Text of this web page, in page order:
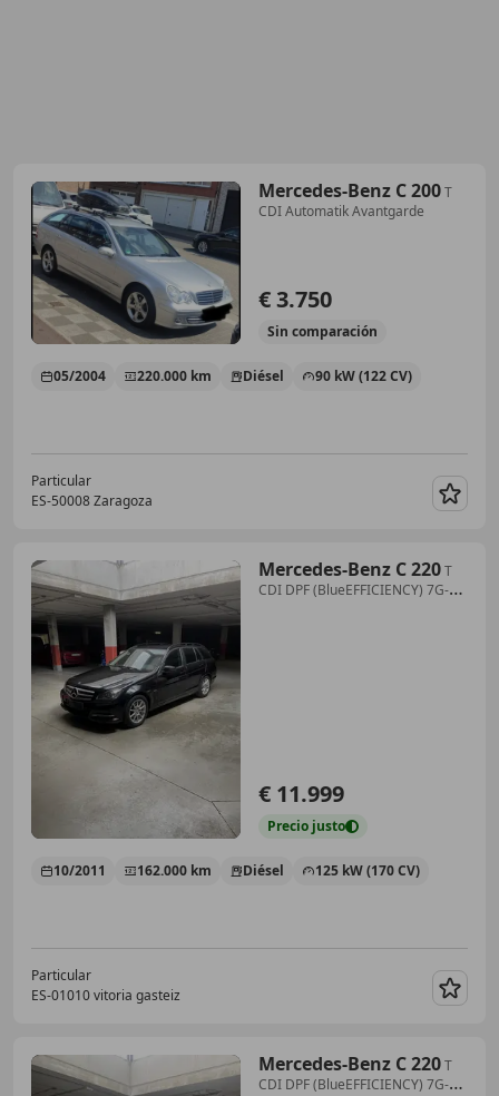
Mercedes-Benz C 200T
CDI Automatik Avantgarde
€ 3.750
Sin comparación
05/2004 220.000 km Diésel 90 kW (122 CV)
Particular
ES-50008 Zaragoza
Mercedes-Benz C 220T
CDI DPF (BlueEFFICIENCY) 7G-
€ 11.999
Precio justo
10/2011 162.000 km Diésel 125 kW (170 CV)
Particular
ES-01010 vitoria gasteiz
Mercedes-Benz C 220T
CDI DPF (BlueEFFICIENCY) 7G-